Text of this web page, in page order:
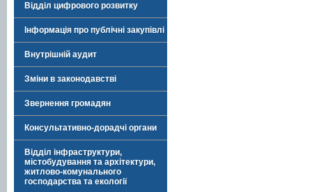
Відділ цифрового розвитку
Інформація про публічні закупівлі
Внутрішній аудит
Зміни в законодавстві
Звернення громадян
Консультативно-дорадчі органи
Відділ інфраструктури,
містобудування та архітектури,
житлово-комунального
господарства та екології